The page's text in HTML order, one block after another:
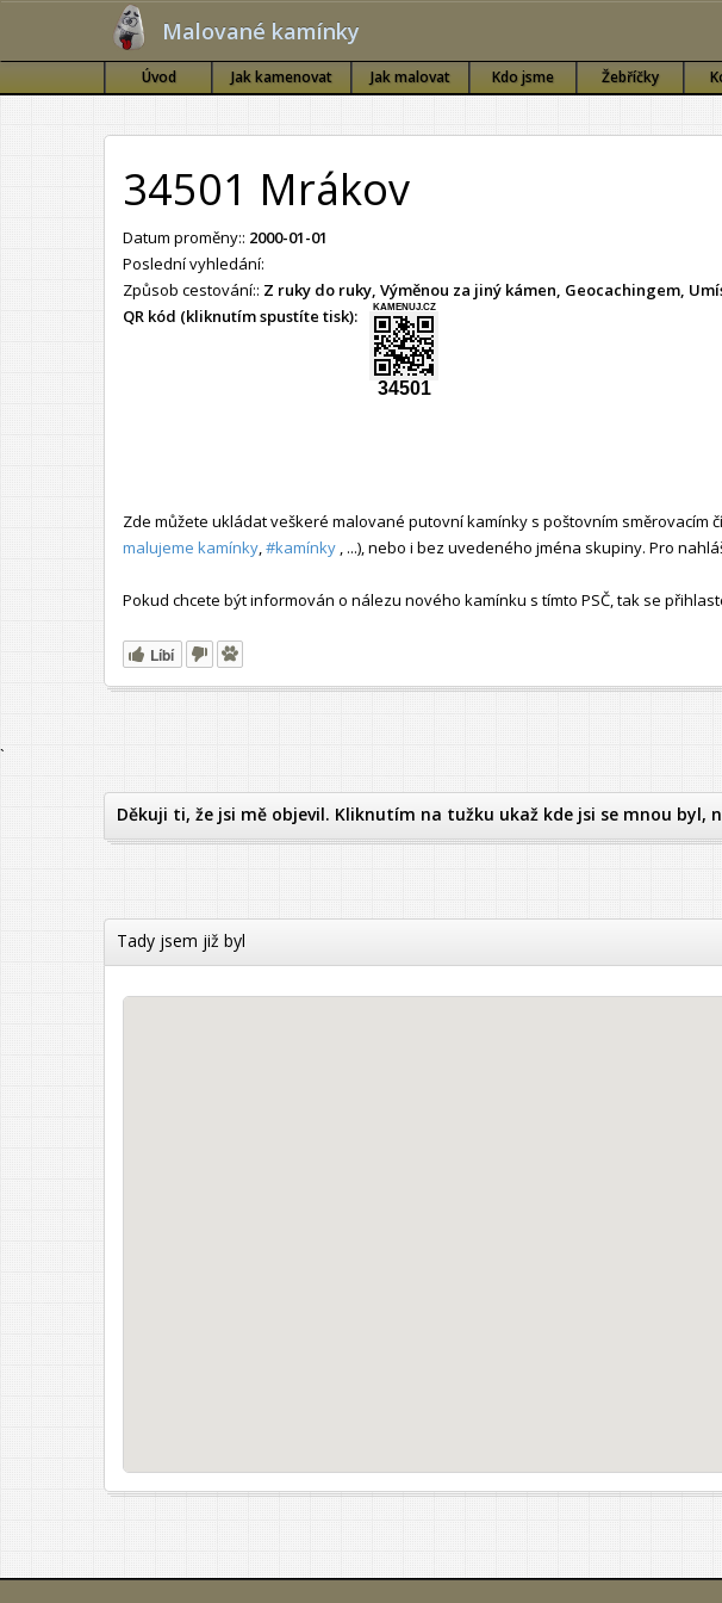
Malované kamínky
Úvod Jak kamenovat Jak malovat Kdo jsme Žebříčky
34501 Mrákov
Datum proměny:: 2000-01-01
Poslední vyhledání:
Způsob cestování:: Z ruky do ruky, Výměnou za jiný kámen, Geocachingem,
QR kód (kliknutím spustíte tisk):
KAMENUJ.CZ
34501
Zde můžete ukládat veškeré malované putovní kamínky s poštovním směrovacím
malujeme kamínky #kamínky , ...), nebo i bez uvedeného jména skupiny. Pro
Pokud chcete být informován o nálezu nového kamínku s tímto PSČ, tak se
Líbí
`
Děkuji ti, že jsi mě objevil. Kliknutím na tužku ukaž kde jsi se mnou byl,
Tady jsem již byl